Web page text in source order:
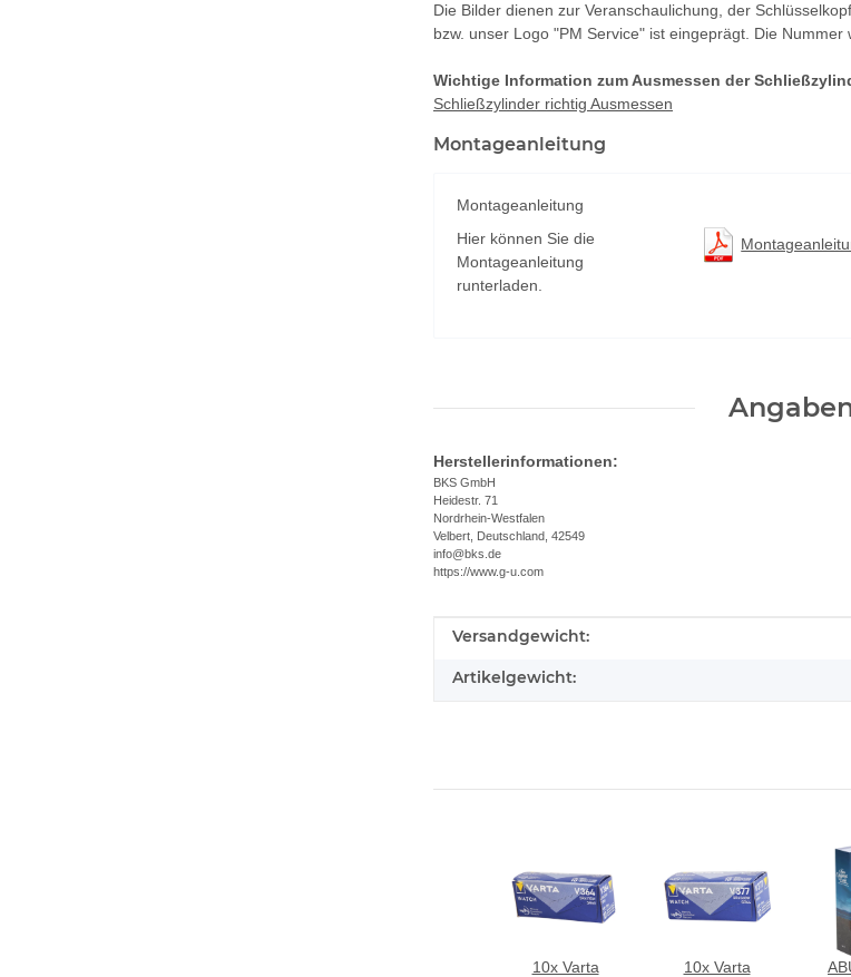
Die Bilder dienen zur Veranschaulichung, der
bzw. unser Logo "PM Service" ist eingeprägt. Die
Wichtige Information zum Ausmessen der
Schließzylinder richtig Ausmessen
Montageanleitung
Montageanleitung
Hier können Sie die
Montageanleitung
runterladen.
Herstellerinformationen:
BKS GmbH
Heidestr. 71
Nordrhein-Westfalen
Velbert, Deutschland, 42549
info@bks.de
https://www.g-u.com
Produkteigenschaft
Wert
Versandgewicht:
Artikelgewicht:
10x Varta
10x Varta